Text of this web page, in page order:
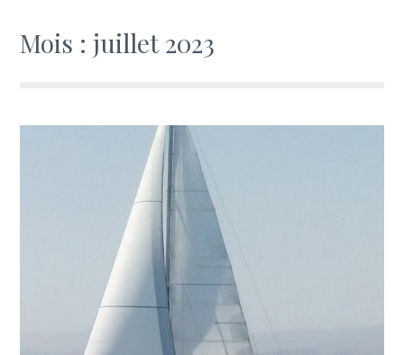
Mois :juillet 2023